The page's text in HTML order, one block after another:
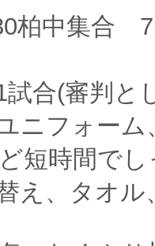
柏中集合
合(審判と
フォーム
短時間で
え、タオル